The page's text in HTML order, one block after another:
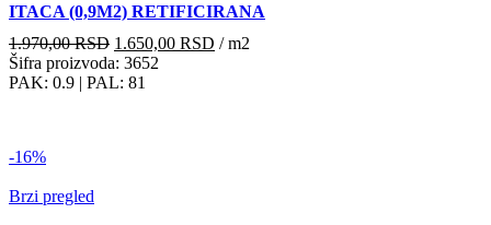
ITACA (0,9M2) RETIFICIRANA
1.970,00RSD Originalna
cena
je
1.650,00 RSD Trenutna
/ m2
Šifra proizvoda: 3652
PAK: 0.9 | PAL: 81
-16%
Brzi pregled